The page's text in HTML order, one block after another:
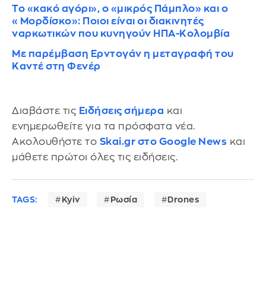
Το «κακό αγόρι», ο «μικρός Πάμπλο» και ο
«Μορδίσκο»: Ποιοι είναι οι διακινητές
ναρκωτικών που κυνηγούν ΗΠΑ-Κολομβία
Με παρέμβαση Ερντογάν η μεταγραφή του
Καντέ στη Φενέρ
Διαβάστε τις Ειδήσεις σήμερα και
ενημερωθείτε για τα πρόσφατα νέα.
Ακολουθήστε το Skai.gr στο Google News και
μάθετε πρώτοι όλες τις ειδήσεις.
TAGS: Kyiv Ρωσία Drones